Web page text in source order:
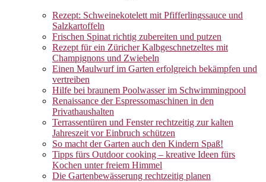
Rezept: Schweinekotelett mit Pfifferlingssauce und
Salzkartoffeln
Frischen Spinat richtig zubereiten und putzen
Rezept für ein Züricher Kalbgeschnetzeltes mit
Champignons und Zwiebeln
Einen Maulwurf im Garten erfolgreich bekämpfen und
vertreiben
Hilfe bei braunem Poolwasser im Schwimmingpool
Renaissance der Espressomaschinen in den
Privathaushalten
Terrassentüren und Fenster rechtzeitig zur kalten
Jahreszeit vor Einbruch schützen
So macht der Garten auch den Kindern Spaß!
Tipps fürs Outdoor cooking – kreative Ideen fürs
Kochen unter freiem Himmel
Die Gartenbewässerung rechtzeitig planen